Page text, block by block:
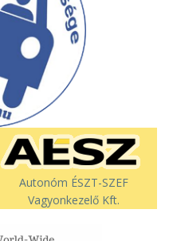
Autonóm ÉSZT-SZEF
Vagyonkezelő Kft.